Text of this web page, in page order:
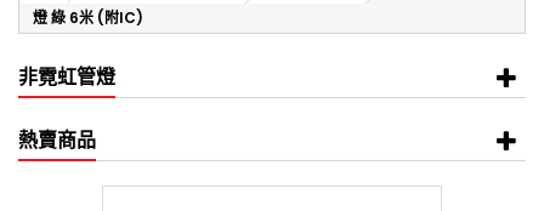
燈 綠 6米 (附IC)
非霓虹管燈
熱賣商品